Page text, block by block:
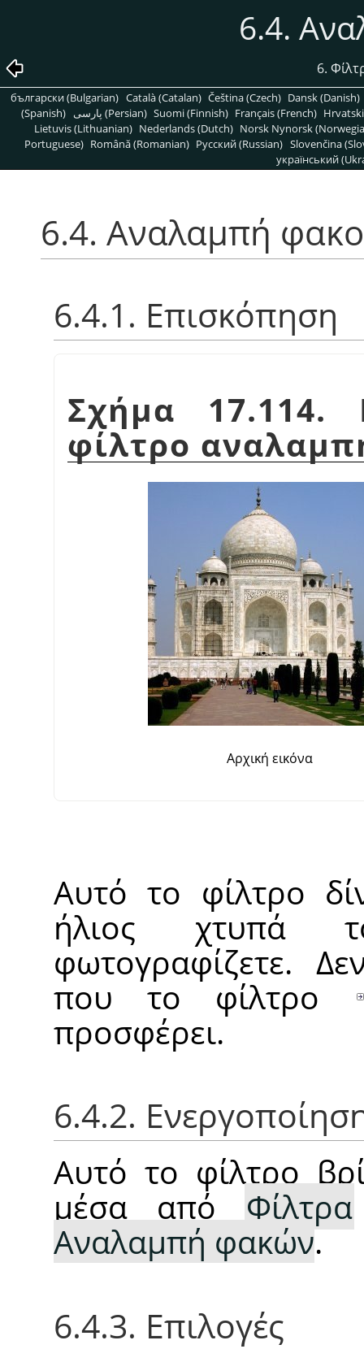
6.4.
6.
български (Bulgarian) Català (Catalan) Čeština (Czech) Dansk (Danish)
(Spanish)
پارسی (Persian) Suomi (Finnish) Français (French)
Lietuvis (Lithuanian) Nederlands (Dutch) Norsk Nynorsk
Portuguese) Română (Romanian) Pусский (Russian) Slovenčina
український
6.4. Αναλαμπή
6.4.1. Επισκόπηση
Σχήμα 17.114.
φίλτρο
Αρχική εικόνα
Αυτό το φίλτρο
ήλιος χτυπά
φωτογραφίζετε.
που το φίλτρο
προσφέρει.
6.4.2.
Αυτό το φίλτρο
μέσα από Φίλτρα
Αναλαμπή φακών.
6.4.3. Επιλογές